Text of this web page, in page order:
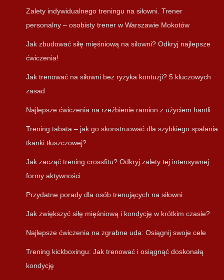
Zalety indywidualnego treningu na siłowni. Trener
personalny – osobisty trener w Warszawie Mokotów
Jak zbudować siłę mięśniową na silowni? Odkryj najlepsze
ćwiczenia!
Jak trenować na siłowni bez ryzyka kontuzji? 5 kluczowych
zasad
Najlepsze ćwiczenia na rzeźbienie ramion z użyciem hantli
Trening tabata – jak go skonstruować dla szybkiego spalania
tkanki tłuszczowej?
Jak zacząć trening crossfitu? Odkryj zalety tej intensywnej
formy aktywności
Przydatne porady dla osób trenujących na siłowni
Jak zwiększyć siłę mięśniową i kondycję w krótkim czasie?
Najlepsze ćwiczenia na zgrabne uda: Osiągnij swoje cele
Trening kickboxingu: Jak trenować i osiągnąć doskonałą
kondycję